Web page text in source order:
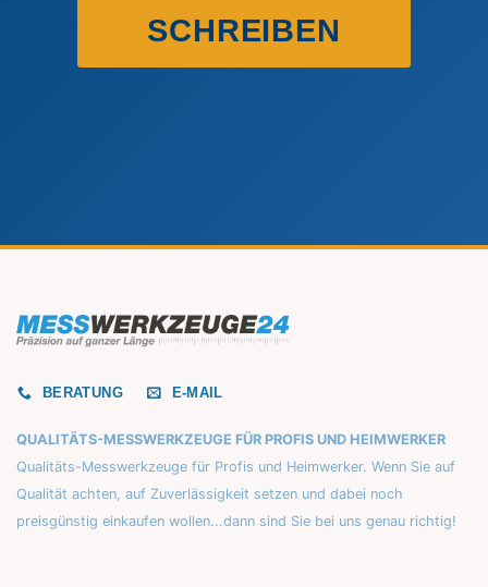
SCHREIBEN
BERATUNG E-MAIL
QUALITÄTS-MESSWERKZEUGE FÜR PROFIS UND HEIMWERKER
Qualitäts-Messwerkzeuge für Profis und Heimwerker. Wenn Sie auf
Qualität achten, auf Zuverlässigkeit setzen und dabei noch
preisgünstig einkaufen wollen...dann sind Sie bei uns genau richtig!